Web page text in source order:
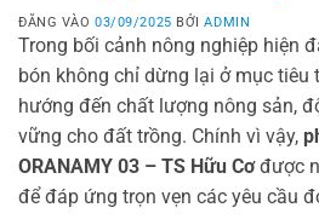
ĐĂNG VÀO03/09/2025 BỞIADMIN
Trong bối cảnh nông nghiệp hiện
bón không chỉ dừng lại ở mục tiêu
hướng đến chất lượng nông sản,
vững cho đất trồng. Chính vì vậy,
ORANAMY 03 – TS Hữu Cơđược
để đáp ứng trọn vẹn các yêu cầu